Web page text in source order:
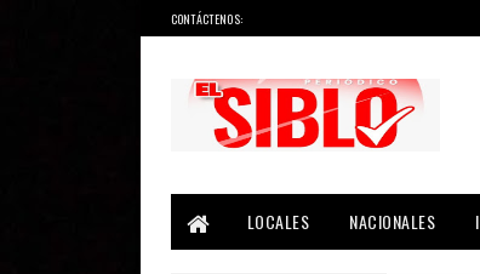
CONTÁCTENOS:
LOCALES
NACIONALES